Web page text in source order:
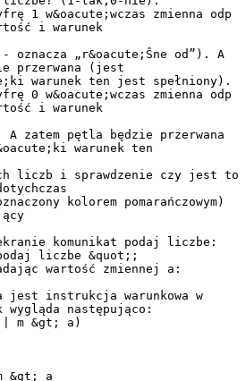
1 w&oacute;wczas zmienna odp
i warunek
oznacza „r&oacute;Ŝne od”). A
przerwana (jest
warunek ten jest spełniony).
0 w&oacute;wczas zmienna odp
i warunek
zatem pętla będzie przerwana
warunek ten
liczb i sprawdzenie czy jest to
kolorem pomarańczowym)
komunikat podaj liczbe:
liczbe &quot;;
wartość zmiennej a:
jest instrukcja warunkowa w
wygląda następująco:
m &gt; a)
&gt; a